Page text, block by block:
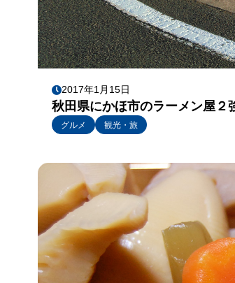
2017年1月15日
秋田県にかほ市のラーメン屋２
グルメ
観光・旅